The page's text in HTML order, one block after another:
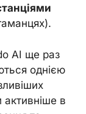
AI ще раз
однією
активніше в